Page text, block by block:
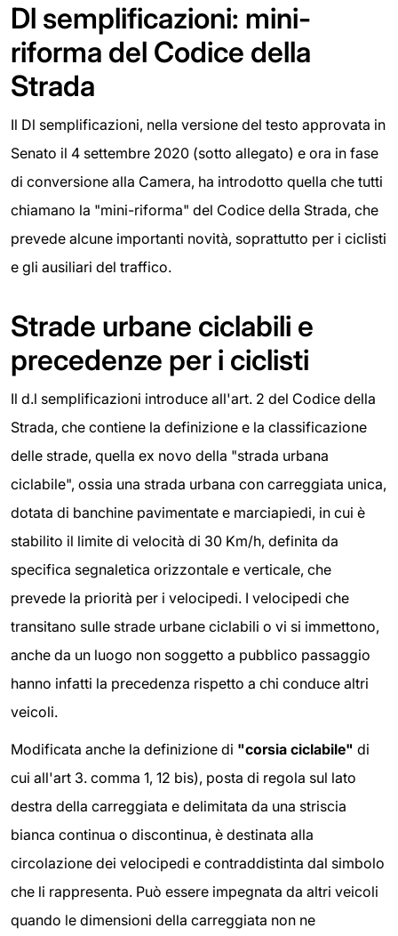
Dl semplificazioni: mini-
riforma del Codice della
Strada
Il Dl semplificazioni, nella versione del testo approvata in
Senato il 4 settembre 2020 (sotto allegato) e ora in fase
di conversione alla Camera, ha introdotto quella che tutti
chiamano la "mini-riforma" del Codice della Strada, che
prevede alcune importanti novità, soprattutto per i ciclisti
e gli ausiliari del traffico.
Strade urbane ciclabili e
precedenze per i ciclisti
Il d.l semplificazioni introduce all'art. 2 del Codice della
Strada, che contiene la definizione e la classificazione
delle strade, quella ex novo della "strada urbana
ciclabile", ossia una strada urbana con carreggiata unica,
dotata di banchine pavimentate e marciapiedi, in cui è
stabilito il limite di velocità di 30 Km/h, definita da
specifica segnaletica orizzontale e verticale, che
prevede la priorità per i velocipedi. I velocipedi che
transitano sulle strade urbane ciclabili o vi si immettono,
anche da un luogo non soggetto a pubblico passaggio
hanno infatti la precedenza rispetto a chi conduce altri
veicoli.
Modificata anche la definizione di "corsia ciclabile" di
cui all'art 3. comma 1, 12 bis), posta di regola sul lato
destra della carreggiata e delimitata da una striscia
bianca continua o discontinua, è destinata alla
circolazione dei velocipedi e contraddistinta dal simbolo
che li rappresenta. Può essere impegnata da altri veicoli
quando le dimensioni della carreggiata non ne